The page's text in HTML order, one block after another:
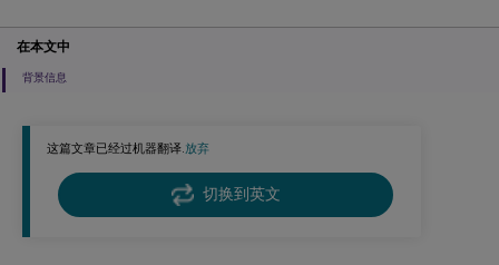
这篇文章已经过机器翻译.放弃
切换到英文
在本文中
背景信息